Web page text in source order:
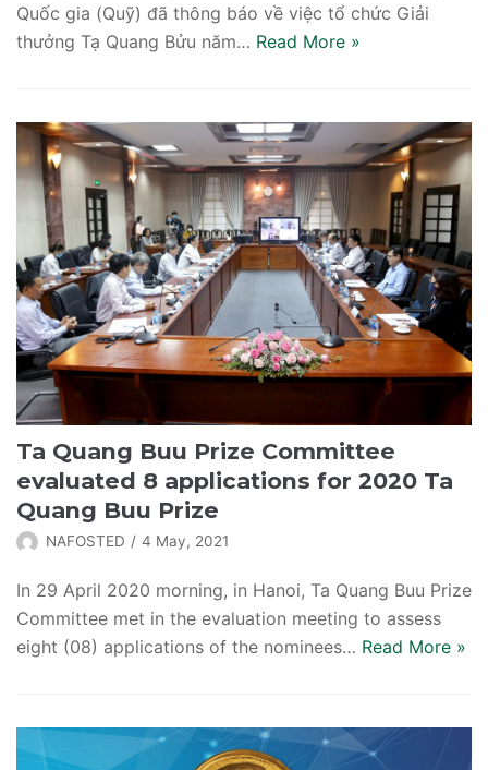
Quốc gia (Quỹ) đã thông báo về việc tổ chức Giải
thưởng Tạ Quang Bửu năm… Read More »
Ta Quang Buu Prize Committee
evaluated 8 applications for 2020 Ta
Quang Buu Prize
NAFOSTED 4 May, 2021
In 29 April 2020 morning, in Hanoi, Ta Quang Buu Prize
Committee met in the evaluation meeting to assess
eight (08) applications of the nominees… Read More »